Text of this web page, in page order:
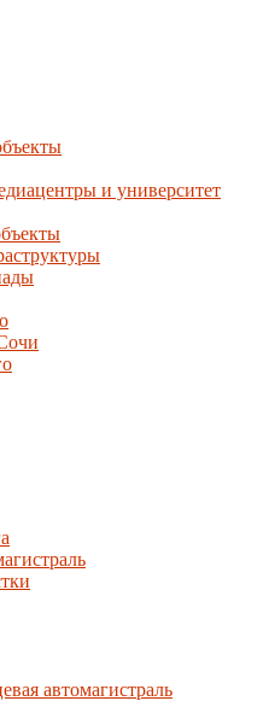
и университет
автомагистраль